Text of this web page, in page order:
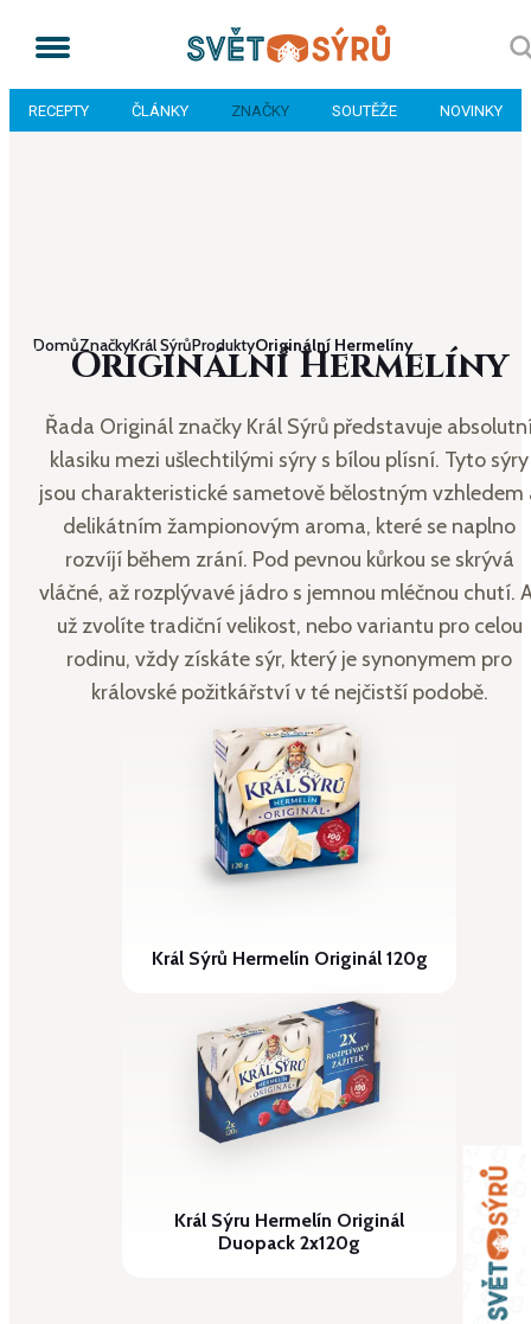
RECEPTY ČLÁNKY ZNAČKY SOUTĚŽE NOVINKY
DomůZnačkyKrál SýrůProduktyOriginální Hermelíny
Originální Hermelíny
Řada Originál značky Král Sýrů představuje
klasiku mezi ušlechtilými sýry s bílou plísní. Tyto sýry
jsou charakteristické sametově bělostným vzhledem
delikátním žampionovým aroma, které se naplno
rozvíjí během zrání. Pod pevnou kůrkou se skrývá
vláčné, až rozplývavé jádro s jemnou mléčnou chutí.
už zvolíte tradiční velikost, nebo variantu pro celou
rodinu, vždy získáte sýr, který je synonymem pro
královské požitkářství v té nejčistší podobě.
Král Sýrů Hermelín Originál 120g
Král Sýru Hermelín Originál
Duopack 2x120g